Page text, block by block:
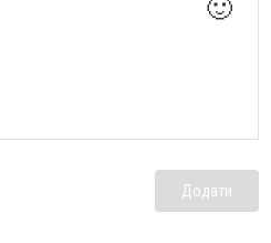
🙂
Додати